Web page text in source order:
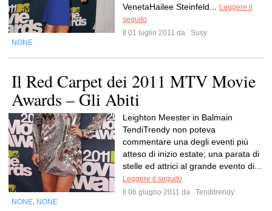
VenetaHailee Steinfeld...
Leggere il
seguito
Il 01 luglio 2011 da
Susy
NONE
Il Red Carpet dei 2011 MTV Movie
Awards – Gli Abiti
Leighton Meester in Balmain
TendiTrendy non poteva
commentare una degli eventi più
atteso di inizio estate; una parata di
stelle ed attrici al grande evento di...
Leggere il seguito
Il 06 giugno 2011 da
Tenditrendy
NONE NONE